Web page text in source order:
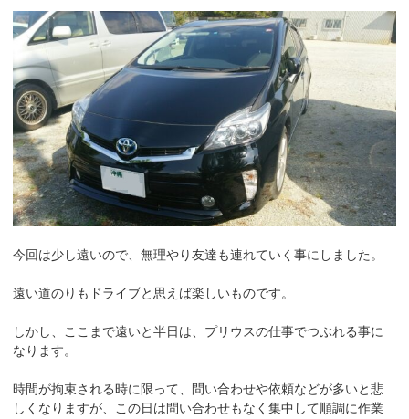
今回は少し遠いので、無理やり友達も連れていく事にしました。
遠い道のりもドライブと思えば楽しいものです。
しかし、ここまで遠いと半日は、プリウスの仕事でつぶれる事に
なります。
時間が拘束される時に限って、問い合わせや依頼などが多いと悲
しくなりますが、この日は問い合わせもなく集中して順調に作業